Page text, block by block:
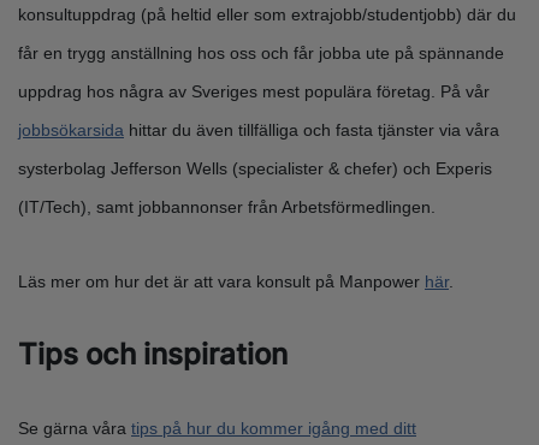
konsultuppdrag (på heltid eller som extrajobb/studentjobb) där du
får en trygg anställning hos oss och får jobba ute på spännande
uppdrag hos några av Sveriges mest populära företag. På vår
jobbsökarsida hittar du även tillfälliga och fasta tjänster via våra
systerbolag Jefferson Wells (specialister & chefer) och Experis
(IT/Tech), samt jobbannonser från Arbetsförmedlingen.
Läs mer om hur det är att vara konsult på Manpower här.
Tips och inspiration
Se gärna våra tips på hur du kommer igång med ditt